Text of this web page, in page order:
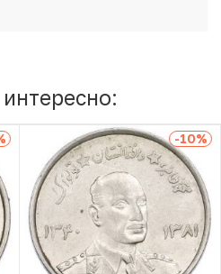
-10%